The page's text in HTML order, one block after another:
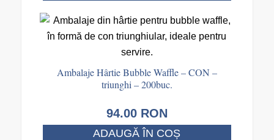
Ambalaje Hârtie Bubble Waffle – CON –
triunghi – 200buc.
94.00 RON
ADAUGĂ ÎN COȘ